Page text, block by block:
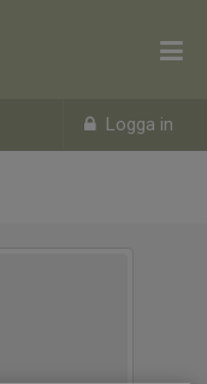
Logga in